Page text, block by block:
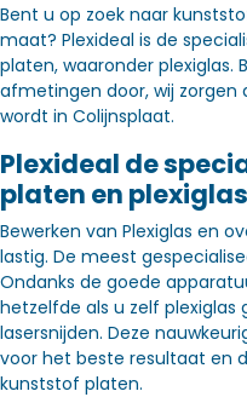
Bent u op zoek naar
maat? Plexideal is de
platen, waaronder plexiglas.
afmetingen door, wij
wordt in Colijnsplaat.
Plexideal de
platen en
Bewerken van Plexiglas en
lastig. De meest
Ondanks de goede
hetzelfde als u zelf plexiglas
lasersnijden. Deze
voor het beste resultaat en
kunststof platen.